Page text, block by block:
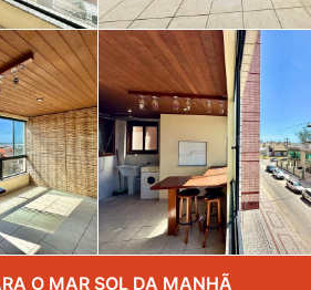
O MAR SOL DA MANHÃ